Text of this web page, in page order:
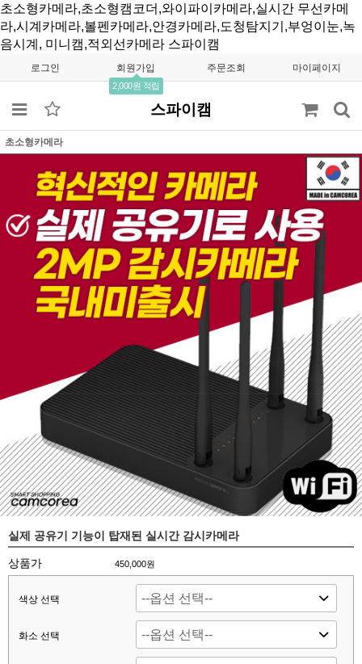
초소형카메라,초소형캠코더,와이파이카메라,실시간 무선카메
라,시계카메라,볼펜카메라,안경카메라,도청탐지기,부엉이눈,녹
음시계, 미니캠,적외선카메라 스파이캠
로그인 회원가입
2,000원 적립
주문조회 마이페이지
스파이캠
초소형카메라
실제 공유기 기능이 탑재된 실시간 감시카메라
상품가 450,000원
색상 선택
화소 선택